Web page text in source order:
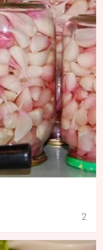
2